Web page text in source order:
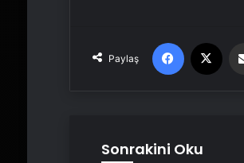
Paylaş
Facebook
Sonrakini Oku